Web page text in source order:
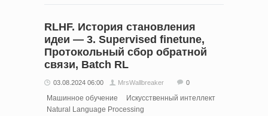
RLHF. История становления
идеи — 3. Supervised finetune,
Протокольный сбор обратной
связи, Batch RL
03.08.2024 06:00 MrsWallbreaker 0
Машинное обучение
Искусственный интеллект
Natural Language Processing